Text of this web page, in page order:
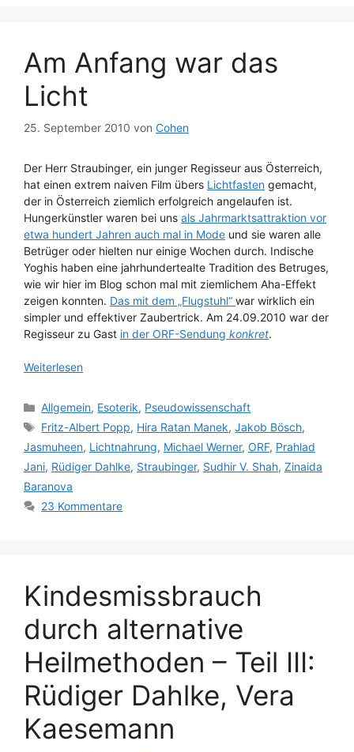
Am Anfang war das
Licht
25. September 2010 von Cohen
Der Herr Straubinger, ein junger Regisseur aus Österreich,
hat einen extrem naiven Film übers Lichtfasten gemacht,
der in Österreich ziemlich erfolgreich angelaufen ist.
Hungerkünstler waren bei uns als Jahrmarktsattraktion vor
etwa hundert Jahren auch mal in Mode und sie waren alle
Betrüger oder hielten nur einige Wochen durch. Indische
Yoghis haben eine jahrhundertealte Tradition des Betruges,
wie wir hier im Blog schon mal mit ziemlichem Aha-Effekt
zeigen konnten. Das mit dem „Flugstuhl“ war wirklich ein
simpler und effektiver Zaubertrick. Am 24.09.2010 war der
Regisseur zu Gast in der ORF-Sendung konkret.
Weiterlesen
Kategorien
Allgemein, Esoterik, Pseudowissenschaft
Schlagwörter
Fritz-Albert Popp, Hira Ratan Manek,Jakob Bösch,
Jasmuheen, Lichtnahrung, Michael Werner, ORF, Prahlad
Jani, Rüdiger Dahlke, Straubinger, Sudhir V. Shah, Zinaida
Baranova
23 Kommentare
Kindesmissbrauch
durch alternative
Heilmethoden – Teil III:
Rüdiger Dahlke, Vera
Kaesemann